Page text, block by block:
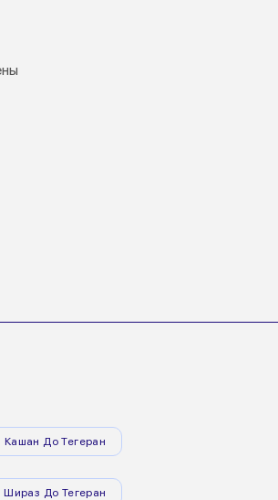
Кашан До Тегеран
Шираз До Тегеран